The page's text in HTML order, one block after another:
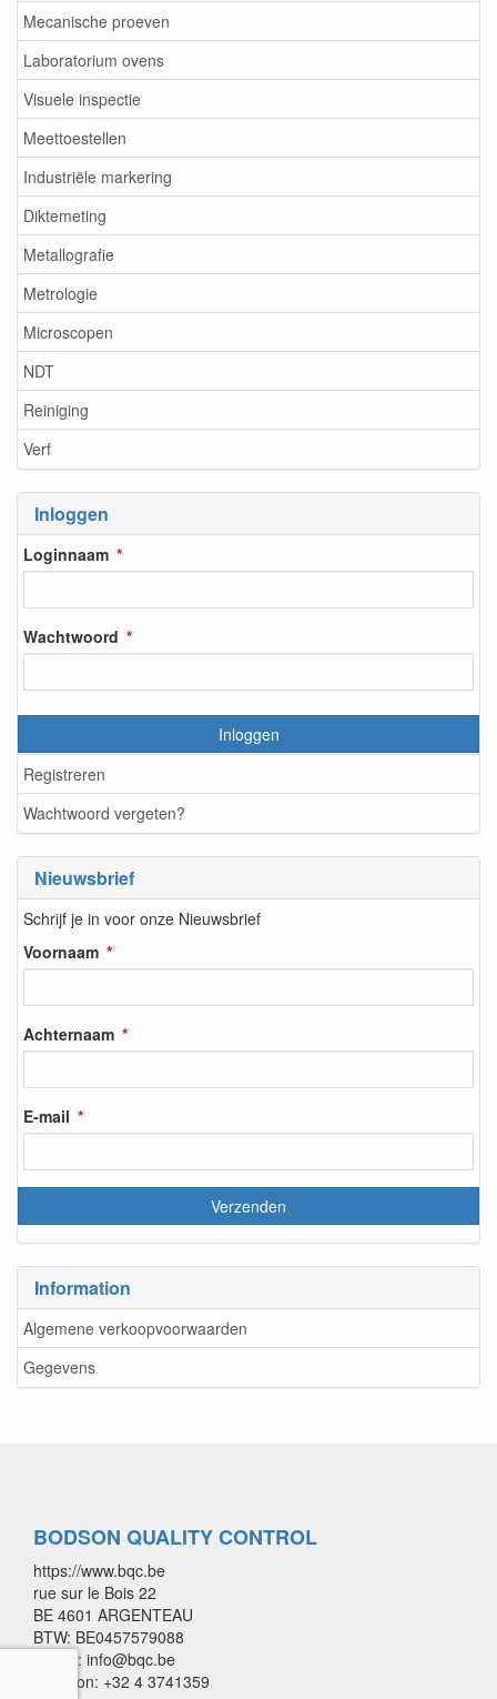
Mecanische proeven
Laboratorium ovens
Visuele inspectie
Meettoestellen
Industriële markering
Diktemeting
Metallografie
Metrologie
Microscopen
NDT
Reiniging
Verf
Inloggen
Loginnaam
Wachtwoord
Inloggen
Registreren
Wachtwoord vergeten?
Nieuwsbrief
Schrijf je in voor onze Nieuwsbrief
Voornaam
Achternaam
E-mail
Information
Algemene verkoopvoorwaarden
Gegevens
BODSON QUALITY CONTROL
https://www.bqc.be
rue sur le Bois 22
BE 4601 ARGENTEAU
BTW: BE0457579088
E-mail: info@bqc.be
Telefoon: +32 4 3741359